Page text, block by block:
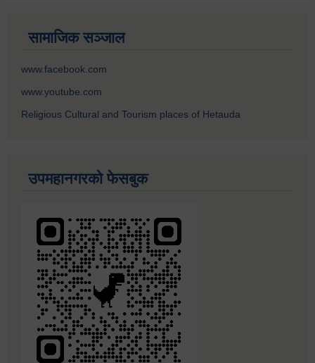
सामाजिक सञ्जाल
www.facebook.com
www.youtube.com
Religious Cultural and Tourism places of Hetauda
उपमहानगरको फेसबुक